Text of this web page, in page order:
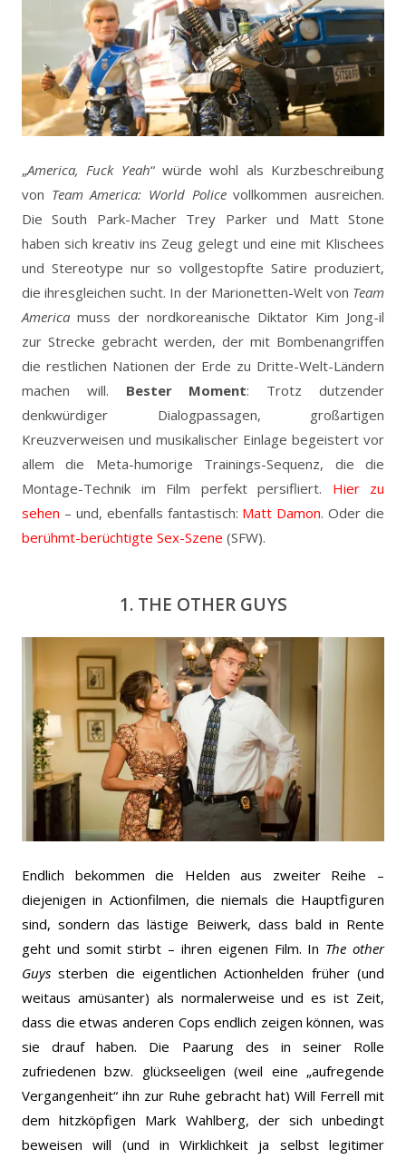
„America, Fuck Yeah“ würde wohl als Kurzbeschreibung
von Team America: World Policevollkommen ausreichen.
Die South Park-Macher Trey Parker und Matt Stone
haben sich kreativ ins Zeug gelegt und eine mit Klischees
und Stereotype nur so vollgestopfte Satire produziert,
die ihresgleichen sucht. In der Marionetten-Welt von Team
America muss der nordkoreanische Diktator Kim Jong-il
zur Strecke gebracht werden, der mit Bombenangriffen
die restlichen Nationen der Erde zu Dritte-Welt-Ländern
machen will. Bester Moment: Trotz dutzender
denkwürdiger Dialogpassagen, großartigen
Kreuzverweisen und musikalischer Einlage begeistert vor
allem die Meta-humorige Trainings-Sequenz, die die
Montage-Technik im Film perfekt persifliert. Hier zu
sehen – und, ebenfalls fantastisch: Matt Damon. Oder die
berühmt-berüchtigte Sex-Szene (SFW).
1. THE OTHER GUYS
Endlich bekommen die Helden aus zweiter Reihe –
diejenigen in Actionfilmen, die niemals die Hauptfiguren
sind, sondern das lästige Beiwerk, dass bald in Rente
geht und somit stirbt – ihren eigenen Film. In The other
Guys sterben die eigentlichen Actionhelden früher (und
weitaus amüsanter) als normalerweise und es ist Zeit,
dass die etwas anderen Cops endlich zeigen können, was
sie drauf haben. Die Paarung des in seiner Rolle
zufriedenen bzw. glückseeligen (weil eine „aufregende
Vergangenheit“ ihn zur Ruhe gebracht hat) Will Ferrell mit
dem hitzköpfigen Mark Wahlberg, der sich unbedingt
beweisen will (und in Wirklichkeit ja selbst legitimer